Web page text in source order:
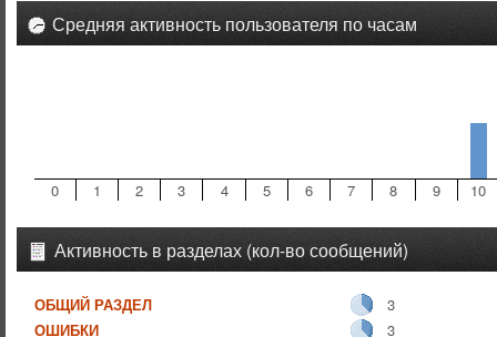
Средняя активность пользователя по часам
0 1 2 3 4 5 6 7 8 9 10
Активность в разделах (кол-во сообщений)
ОБЩИЙ РАЗДЕЛ
3
ОШИБКИ
3